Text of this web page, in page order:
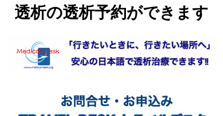
透析の透析予約ができます